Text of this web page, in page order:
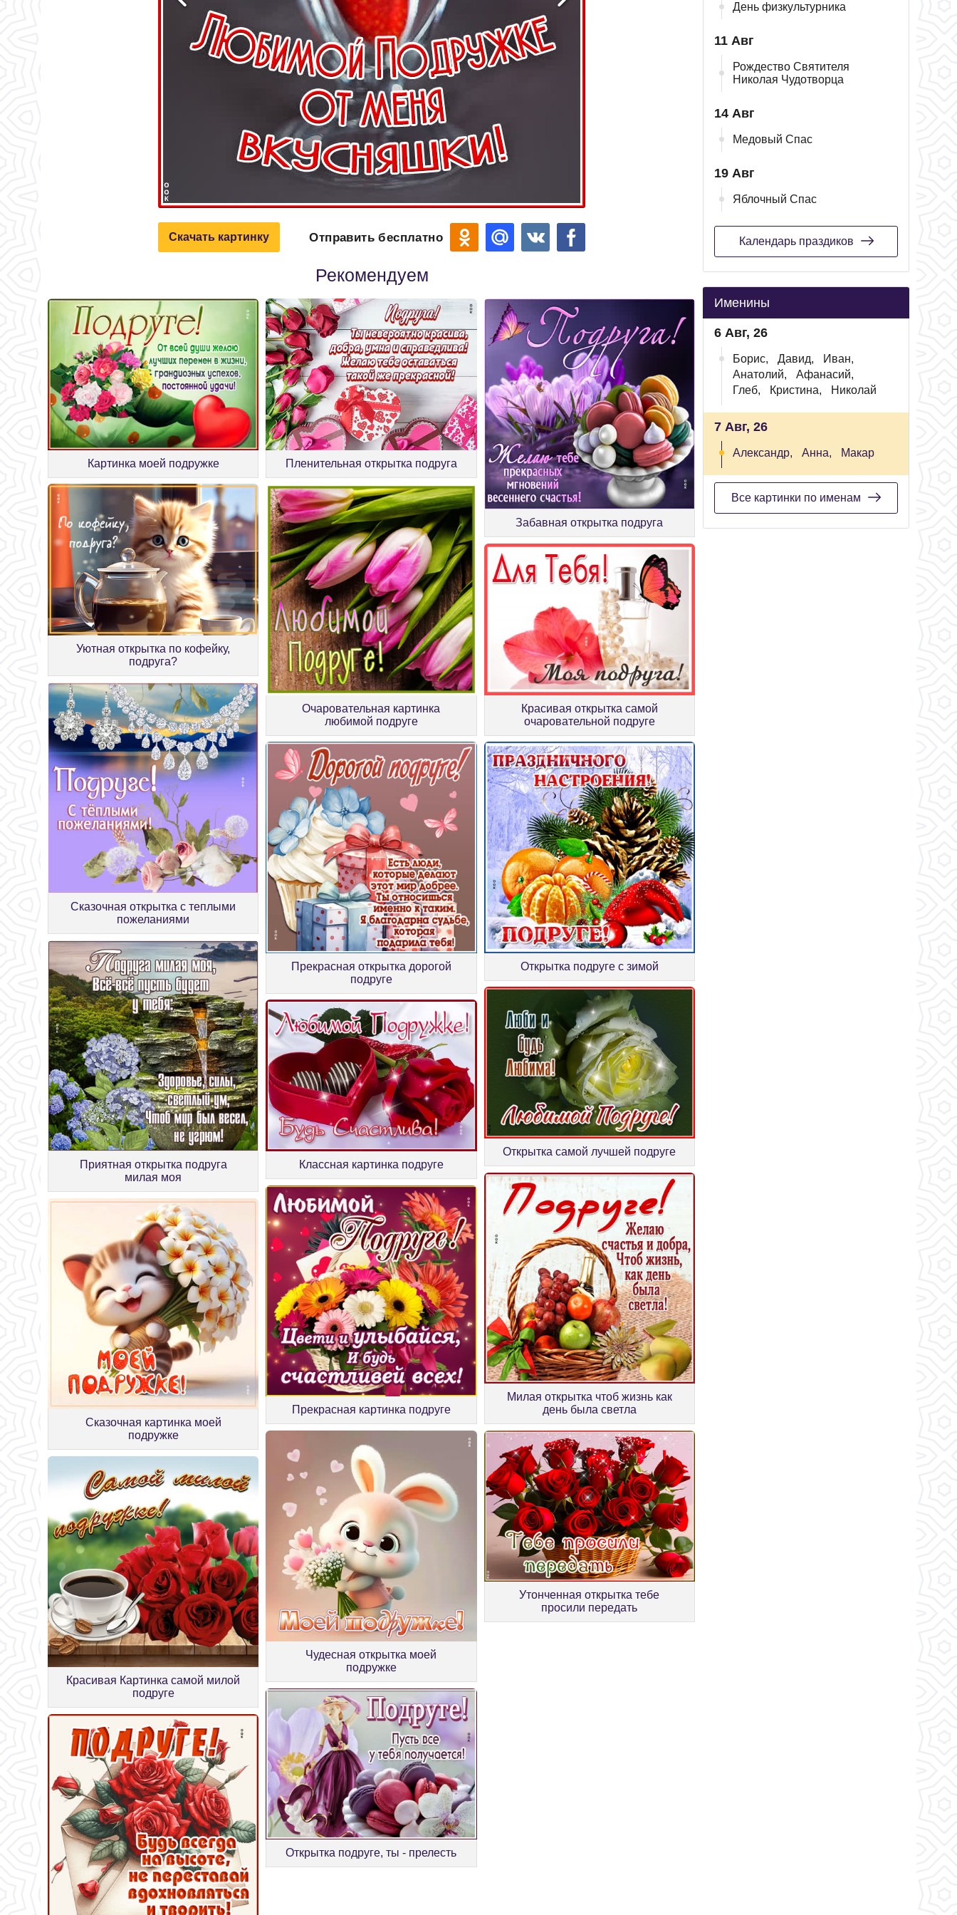
Скачать картинку Отправить бесплатно
Рекомендуем
Картинка моей подружке Пленительная открытка подруга
Забавная открытка подруга
Уютная открытка по кофейку,
подруга?
Очаровательная картинка
любимой подруге
Красивая открытка самой
очаровательной подруге
Сказочная открытка с теплыми
пожеланиями
Прекрасная открытка дорогой
подруге
Открытка подруге с зимой
Приятная открытка подруга
милая моя
Классная картинка подруге
Открытка самой лучшей подруге
Сказочная картинка моей
подружке
Прекрасная картинка подруге
Милая открытка чтоб жизнь как
день была светла
Красивая Картинка самой милой
подруге
Чудесная открытка моей
подружке
Утонченная открытка тебе
просили передать
Открытка подруге, ты - прелесть
День физкультурника
11 Авг
Рождество Святителя
Николая Чудотворца
14 Авг
Медовый Спас
19 Авг
Яблочный Спас
Календарь праздиков
Именины
6 Авг, 26
Борис, Давид,
Иван,
Анатолий,
Афанасий,
Глеб,
Кристина, Николай
7 Авг, 26
Александр, Анна, Макар
Все картинки по именам